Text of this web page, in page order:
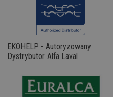
EKOHELP - Autoryzowany
Dystrybutor Alfa Laval